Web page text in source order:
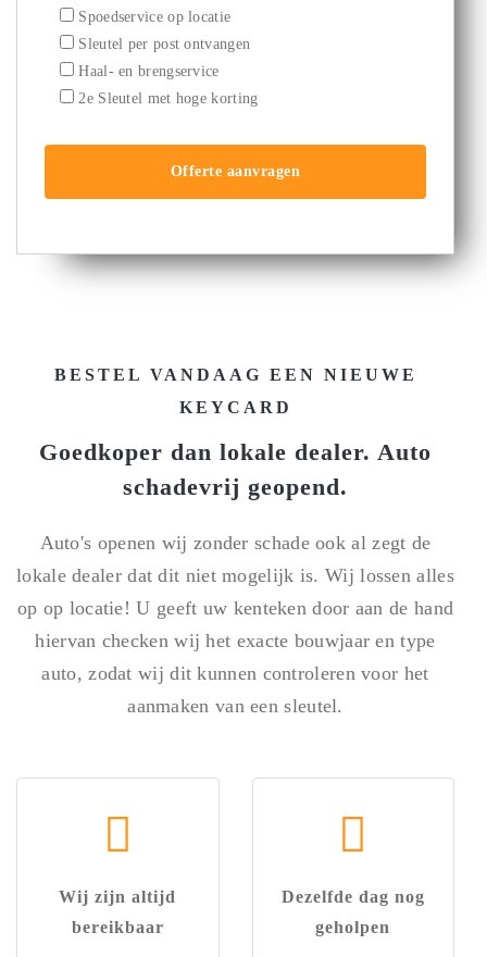
Spoedservice op locatie
Sleutel per post ontvangen
2e Sleutel met hoge korting
BESTEL VANDAAG EEN NIEUWE
KEYCARD
Goedkoper dan lokale dealer. Auto
schadevrij geopend.
Auto's openen wij zonder schade ook al zegt de
lokale dealer dat dit niet mogelijk is. Wij lossen alles
op op locatie! U geeft uw kenteken door aan de hand
hiervan checken wij het exacte bouwjaar en type
auto, zodat wij dit kunnen controleren voor het
aanmaken van een sleutel.
Wij zijn altijd
bereikbaar
Dezelfde dag nog
geholpen